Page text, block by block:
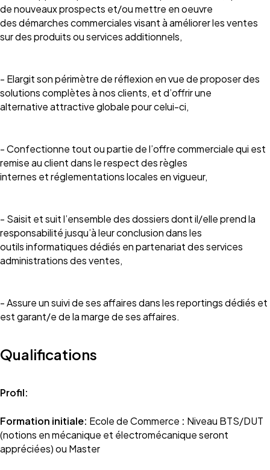
de nouveaux prospects et/ou mettre en oeuvre
des démarches commerciales visant à améliorer les ventes
sur des produits ou services additionnels,
- Elargit son périmètre de réflexion en vue de proposer des
solutions complètes à nos clients, et d’offrir une
alternative attractive globale pour celui-ci,
- Confectionne tout ou partie de l’offre commerciale qui est
remise au client dans le respect des règles
internes et réglementations locales en vigueur,
- Saisit et suit l’ensemble des dossiers dont il/elle prend la
responsabilité jusqu’à leur conclusion dans les
outils informatiques dédiés en partenariat des services
administrations des ventes,
- Assure un suivi de ses affaires dans les reportings dédiés et
est garant/e de la marge de ses affaires.
Qualifications
Profil:
Formation initiale: Ecole de Commerce : Niveau BTS/DUT
(notions en mécanique et électromécanique seront
appréciées) ou Master